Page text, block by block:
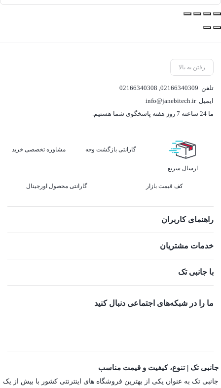
رفتن به بالا
تلفن 02166340309
,
02166340308
ایمیلinfo@janebitech.ir
ما 24 ساعته 7 روز هفته پاسخگوی شما هستیم.
ارسال سریع
گارانتی بازگشت وجه مشاوره تخصصی خرید
کف قیمت بازار گارانتی محصول اورجینال
راهنمای کاربران
خدمات مشتریان
با جانبی تک
ما را در شبکه‌های اجتماعی دنبال کنید
جانبی تک | تنوع، کیفیت و قیمت مناسب
جانبی تک به عنوان یکی از بهترین فروشگاه های اینترنتی کشور با بیش از یک